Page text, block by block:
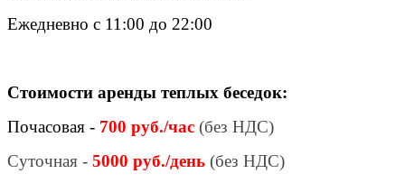
Ежедневно с 11:00 до 22:00
Стоимости аренды теплых беседок:
Почасовая - 700 руб./час (без НДС)
Суточная - 5000 руб./день (без НДС)